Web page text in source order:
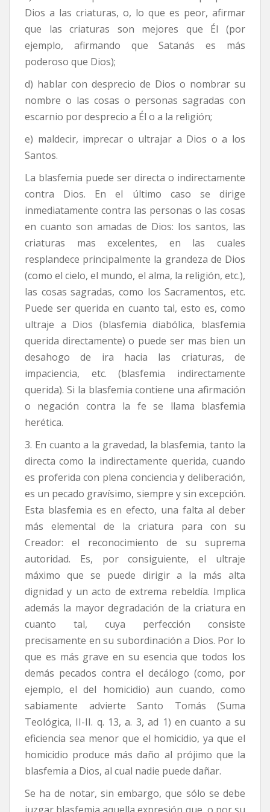
Dios a las criaturas, o, lo que es peor, afirmar
que las criaturas son mejores que Él (por
ejemplo, afirmando que Satanás es más
poderoso que Dios);
d) hablar con desprecio de Dios o nombrar su
nombre o las cosas o personas sagradas con
escarnio por desprecio a Él o a la religión;
e) maldecir, imprecar o ultrajar a Dios o a los
Santos.
La blasfemia puede ser directa o indirectamente
contra Dios. En el último caso se dirige
inmediatamente contra las personas o las cosas
en cuanto son amadas de Dios: los santos, las
criaturas mas excelentes, en las cuales
resplandece principalmente la grandeza de Dios
(como el cielo, el mundo, el alma, la religión, etc.),
las cosas sagradas, como los Sacramentos, etc.
Puede ser querida en cuanto tal, esto es, como
ultraje a Dios (blasfemia diabólica, blasfemia
querida directamente) o puede ser mas bien un
desahogo de ira hacia las criaturas, de
impaciencia, etc. (blasfemia indirectamente
querida). Si la blasfemia contiene una afirmación
o negación contra la fe se llama blasfemia
herética.
3. En cuanto a la gravedad, la blasfemia, tanto la
directa como la indirectamente querida, cuando
es proferida con plena conciencia y deliberación,
es un pecado gravísimo, siempre y sin excepción.
Esta blasfemia es en efecto, una falta al deber
más elemental de la criatura para con su
Creador: el reconocimiento de su suprema
autoridad. Es, por consiguiente, el ultraje
máximo que se puede dirigir a la más alta
dignidad y un acto de extrema rebeldía. Implica
además la mayor degradación de la criatura en
cuanto tal, cuya perfección consiste
precisamente en su subordinación a Dios. Por lo
que es más grave en su esencia que todos los
demás pecados contra el decálogo (como, por
ejemplo, el del homicidio) aun cuando, como
sabiamente advierte Santo Tomás (Suma
Teológica, II-II. q. 13, a. 3, ad 1) en cuanto a su
eficiencia sea menor que el homicidio, ya que el
homicidio produce más daño al prójimo que la
blasfemia a Dios, al cual nadie puede dañar.
Se ha de notar, sin embargo, que sólo se debe